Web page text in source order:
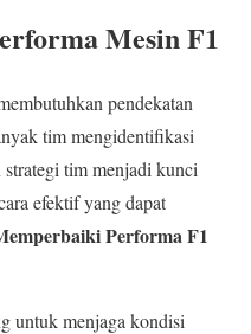
Mesin F1
pendekatan
tim mengidentifikasi
tim menjadi kunci
efektif yang dapat
Performa F1
untuk menjaga kondisi